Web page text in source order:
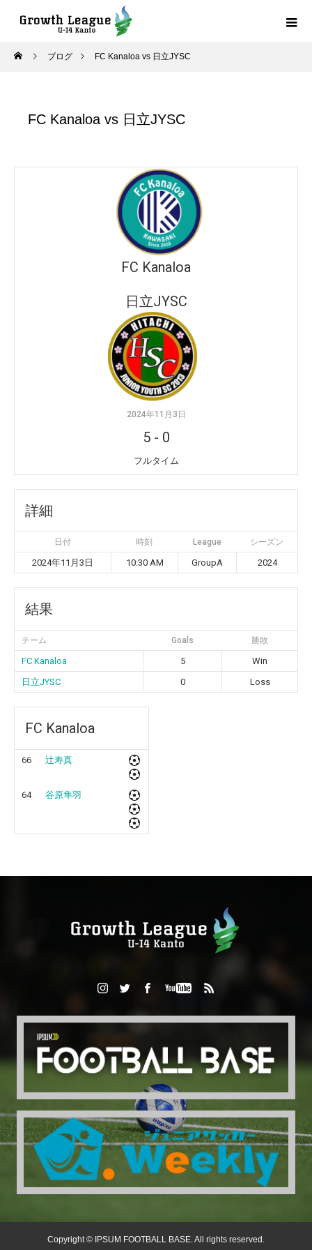
ブログ FC Kanaloa vs 日立JYSC
FC Kanaloa vs 日立JYSC
FC Kanaloa
日立JYSC
2024年11月3日
5- 0
フルタイム
詳細
日付 時刻 League シーズン
2024年11月3日 10:30 AM GroupA 2024
結果
チーム Goals 勝敗
FC Kanaloa 5
Win
日立JYSC
0 Loss
FC Kanaloa
66 辻寿真
64 谷原隼羽
Copyright © IPSUM FOOTBALL BASE. All rights reserved.